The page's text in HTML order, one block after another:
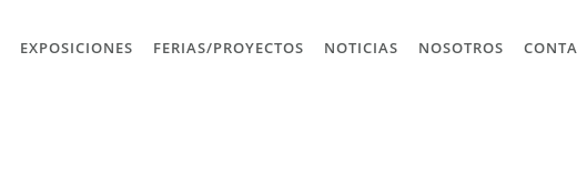
EXPOSICIONES FERIAS/PROYECTOS NOTICIAS NOSOTROS